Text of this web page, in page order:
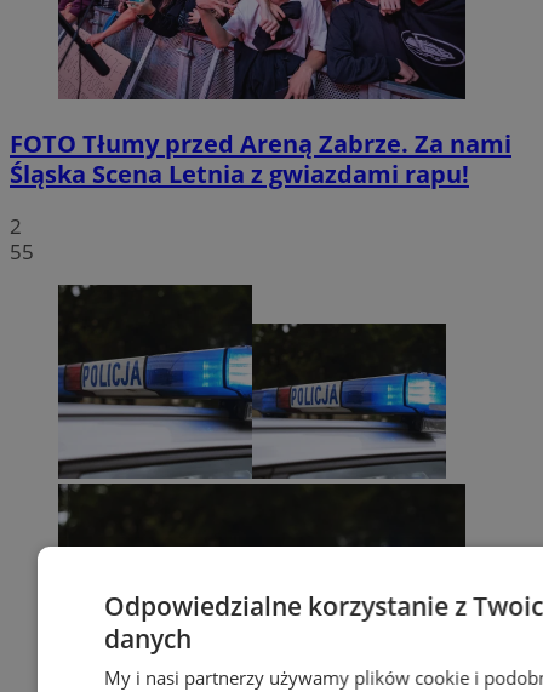
FOTO Tłumy przed Areną Zabrze. Za nami
Śląska Scena Letnia z gwiazdami rapu!
2
55
Odpowiedzialne korzystanie z
danych
My i nasi partnerzy używamy plików cookie i